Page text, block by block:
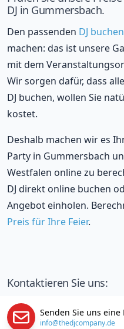
DJ in Gummersbach.
Den passenden DJ buchen
machen: das ist unsere
mit dem
Wir sorgen dafür, dass
DJ buchen, wollen Sie
kostet.
Deshalb machen wir es
Party in Gummersbach
Westfalen online zu
DJ direkt online buchen
Angebot einholen.
Preis für Ihre Feier.
Kontaktieren Sie uns:
Senden Sie uns eine
info@thedjcompany.de